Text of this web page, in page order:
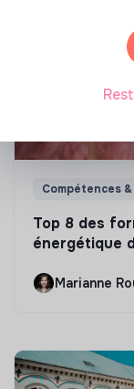
Compétences
Top 8 des
énergétique
Marianne